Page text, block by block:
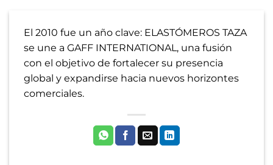
El 2010 fue un año clave: ELASTÓMEROS TAZA
se une a GAFF INTERNATIONAL, una fusión
con el objetivo de fortalecer su presencia
global y expandirse hacia nuevos horizontes
comerciales.